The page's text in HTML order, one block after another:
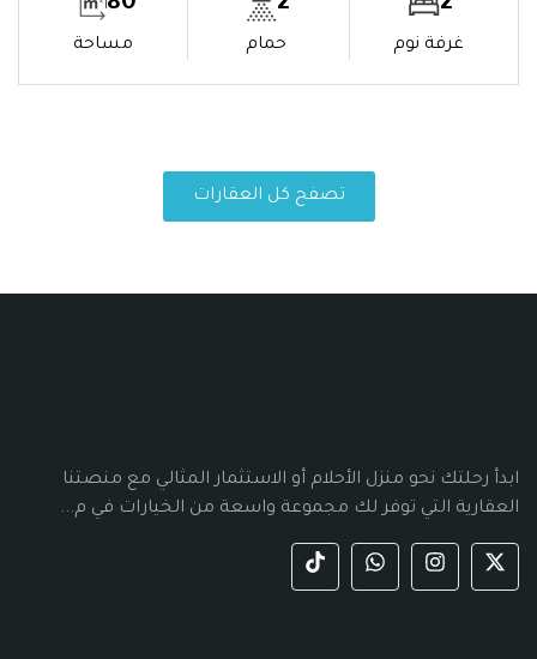
غرفة نوم حمام مساحة
تصفح كل العقارات
ابدأ رحلتك نحو منزل الأحلام أو الاستثمار المثالي مع منصتنا
العقارية التي توفر لك مجموعة واسعة من الخيارات في م...